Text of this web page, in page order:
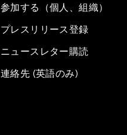
参加する（個人、組織）
プレスリリース登録
ニュースレター購読
連絡先 (英語のみ)